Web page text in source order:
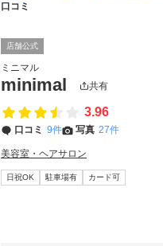
口コミ
店舗公式
ミニマル
minimal 共有
3.96
口コミ 9件 写真 27件
美容室・ヘアサロン
日祝OK 駐車場有 カード可